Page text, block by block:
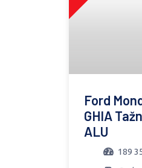
Ford
GHIA
ALU
189